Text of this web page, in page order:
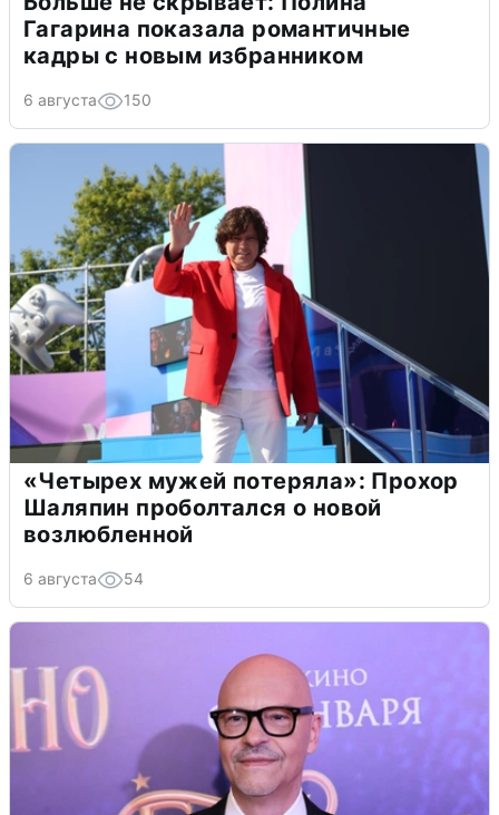
Гагарина показала романтичные
кадры с новым избранником
6 августа 150
«Четырех мужей потеряла»: Прохор
Шаляпин проболтался о новой
возлюбленной
6 августа 54